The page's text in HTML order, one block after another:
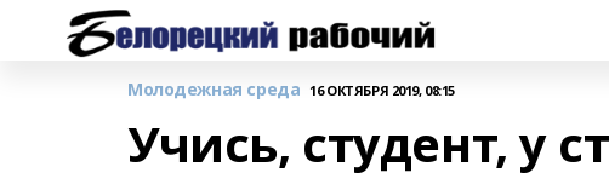
Молодежная среда 16 ОКТЯБРЯ 2019, 08:15
Учись, студент, у